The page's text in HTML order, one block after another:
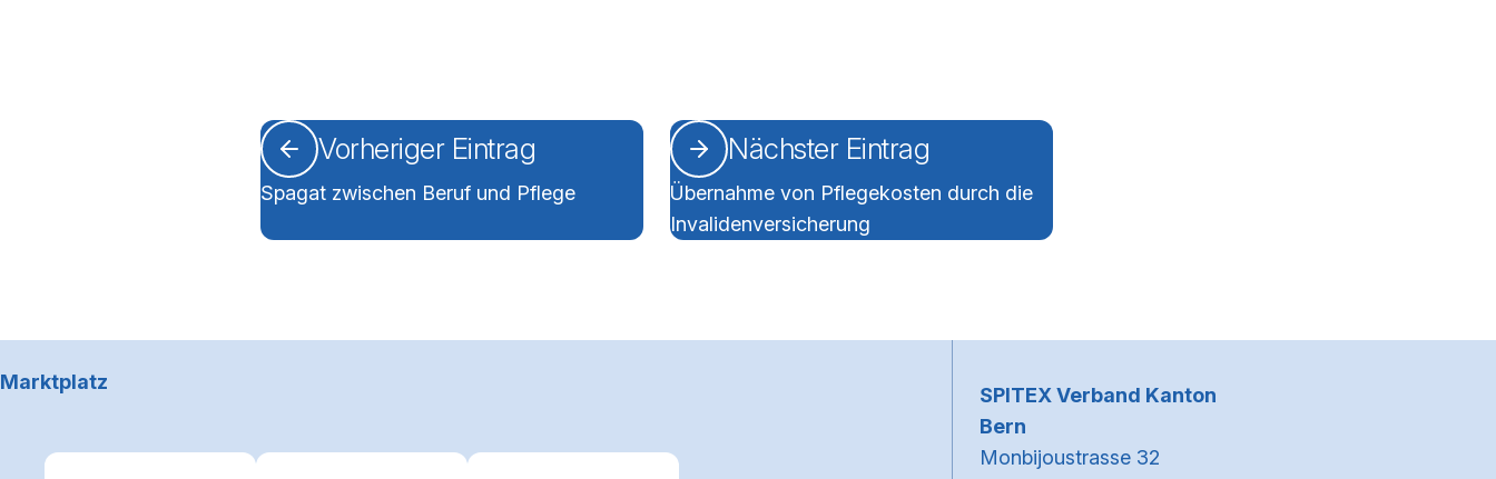
Vorheriger Eintrag
Spagat zwischen Beruf und Pflege
Nächster Eintrag
Übernahme von Pflegekosten durch die
Invalidenversicherung
Marktplatz
~Kontaktinformationen
SPITEX Verband Kanton
Bern
Monbijoustrasse 32